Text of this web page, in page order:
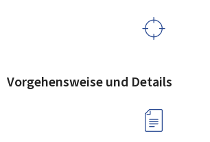
Vorgehensweise und Details